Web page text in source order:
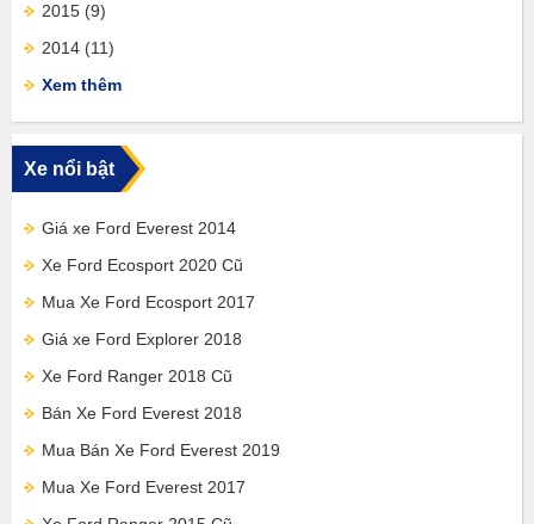
2015 (9)
2014 (11)
Xem thêm
Xe nổi bật
Giá xe Ford Everest 2014
Xe Ford Ecosport 2020 Cũ
Mua Xe Ford Ecosport 2017
Giá xe Ford Explorer 2018
Xe Ford Ranger 2018 Cũ
Bán Xe Ford Everest 2018
Mua Bán Xe Ford Everest 2019
Mua Xe Ford Everest 2017